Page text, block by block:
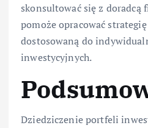
skonsultować się z doradcą
pomoże opracować
dostosowaną do
inwestycyjnych.
Dziedziczenie portfeli